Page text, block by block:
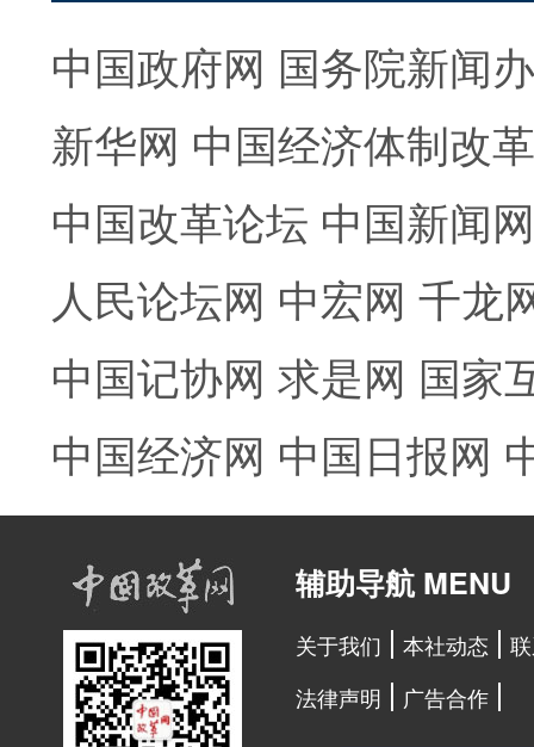
中国政府网 国务院新闻
新华网 中国经济体制改
中国改革论坛 中国新闻网
人民论坛网 中宏网 千龙
中国记协网 求是网 国家
中国经济网 中国日报网
辅助导航 MENU
关于我们 本社动态
法律声明
广告合作